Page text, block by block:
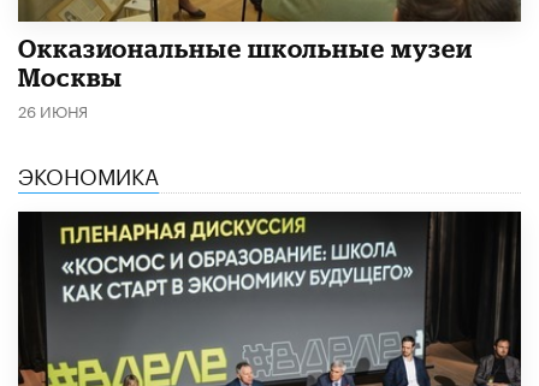
​Окказиональные школьные музеи
Москвы
26 ИЮНЯ
ЭКОНОМИКА